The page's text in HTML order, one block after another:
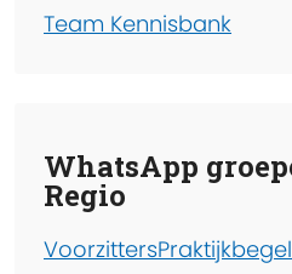
Team Kennisbank
WhatsApp
Regio
Voorzitters